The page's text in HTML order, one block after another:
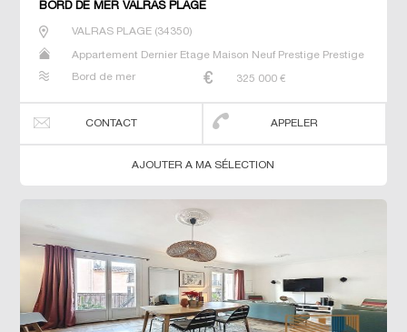
BORD DE MER VALRAS PLAGE
VALRAS PLAGE(34350)
Appartement Dernier Etage Maison Neuf Prestige Prestige
Bord de mer
325 000 €
CONTACT APPELER
AJOUTER A MA SÉLECTION